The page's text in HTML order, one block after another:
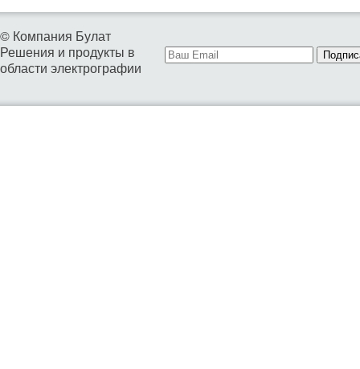
© Компания Булат
Решения и продукты в
области электрографии